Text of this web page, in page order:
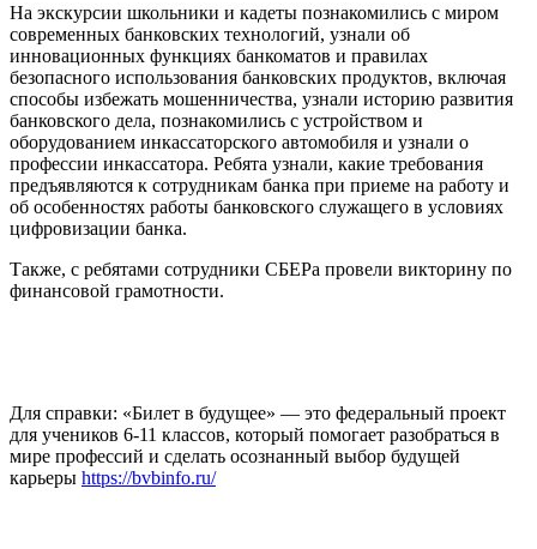
На экскурсии школьники и кадеты познакомились с миром
современных банковских технологий, узнали об
инновационных функциях банкоматов и правилах
безопасного использования банковских продуктов, включая
способы избежать мошенничества, узнали историю развития
банковского дела, познакомились с устройством и
оборудованием инкассаторского автомобиля и узнали о
профессии инкассатора. Ребята узнали, какие требования
предъявляются к сотрудникам банка при приеме на работу и
об особенностях работы банковского служащего в условиях
цифровизации банка.
Также, с ребятами сотрудники СБЕРа провели викторину по
финансовой грамотности.
Для справки: «Билет в будущее» — это федеральный проект
для учеников 6-11 классов, который помогает разобраться в
мире профессий и сделать осознанный выбор будущей
карьеры https://bvbinfo.ru/